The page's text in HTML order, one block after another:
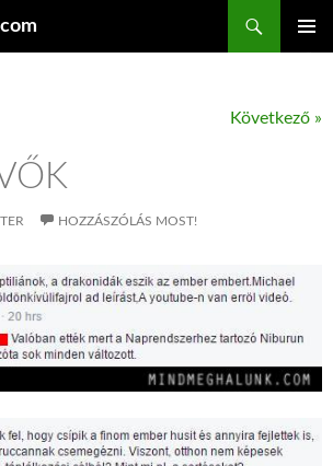
Következő »
HOZZÁSZÓLÁS MOST!